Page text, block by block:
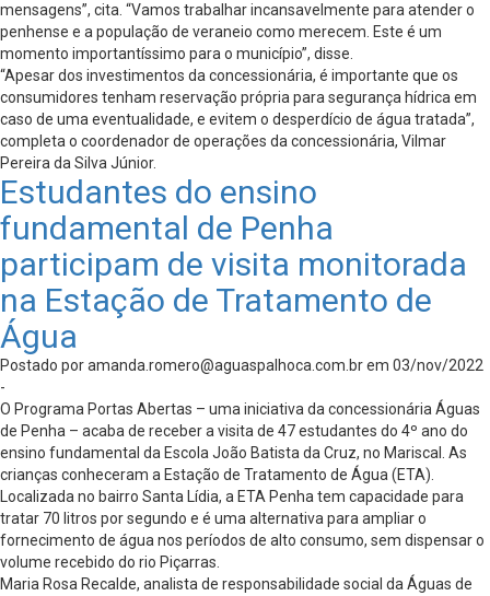
mensagens”, cita. “Vamos trabalhar incansavelmente para atender o
penhense e a população de veraneio como merecem. Este é um
momento importantíssimo para o município”, disse.
“Apesar dos investimentos da concessionária, é importante que os
consumidores tenham reservação própria para segurança hídrica em
caso de uma eventualidade, e evitem o desperdício de água tratada”,
completa o coordenador de operações da concessionária, Vilmar
Pereira da Silva Júnior.
Estudantes do ensino
fundamental de Penha
participam de visita monitorada
na Estação de Tratamento de
Água
Postado poramanda.romero@aguaspalhoca.com.brem 03/nov/2022
-
O Programa Portas Abertas – uma iniciativa da concessionária Águas
de Penha – acaba de receber a visita de 47 estudantes do 4º ano do
ensino fundamental da Escola João Batista da Cruz, no Mariscal. As
crianças conheceram a Estação de Tratamento de Água (ETA).
Localizada no bairro Santa Lídia, a ETA Penha tem capacidade para
tratar 70 litros por segundo e é uma alternativa para ampliar o
fornecimento de água nos períodos de alto consumo, sem dispensar o
volume recebido do rio Piçarras.
Maria Rosa Recalde, analista de responsabilidade social da Águas de